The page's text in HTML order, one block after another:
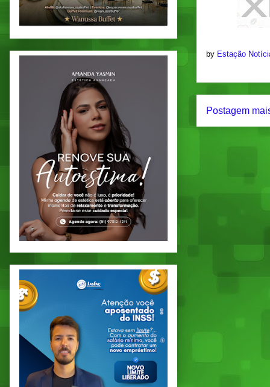
by Estação
Postagem